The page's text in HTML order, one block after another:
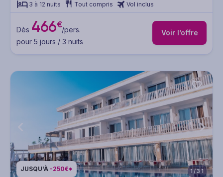
3 à 12 nuits Tout compris Vol inclus
Dès 466€/pers.
pour 5 jours / 3 nuits
Voir l’offre
JUSQU'À -250€* 1/31